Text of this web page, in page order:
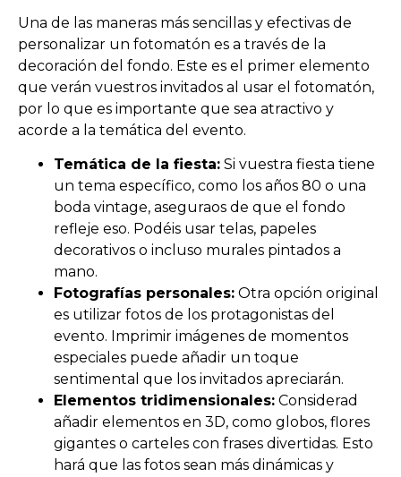
Una de las maneras más sencillas y efectivas de
personalizar un fotomatón es a través de la
decoración del fondo. Este es el primer elemento
que verán vuestros invitados al usar el fotomatón,
por lo que es importante que sea atractivo y
acorde a la temática del evento.
Temática de la fiesta: Si vuestra fiesta tiene
un tema específico, como los años 80 o una
boda vintage, aseguraos de que el fondo
refleje eso. Podéis usar telas, papeles
decorativos o incluso murales pintados a
mano.
Fotografías personales: Otra opción original
es utilizar fotos de los protagonistas del
evento. Imprimir imágenes de momentos
especiales puede añadir un toque
sentimental que los invitados apreciarán.
Elementos tridimensionales: Considerad
añadir elementos en 3D, como globos, flores
gigantes o carteles con frases divertidas. Esto
hará que las fotos sean más dinámicas y